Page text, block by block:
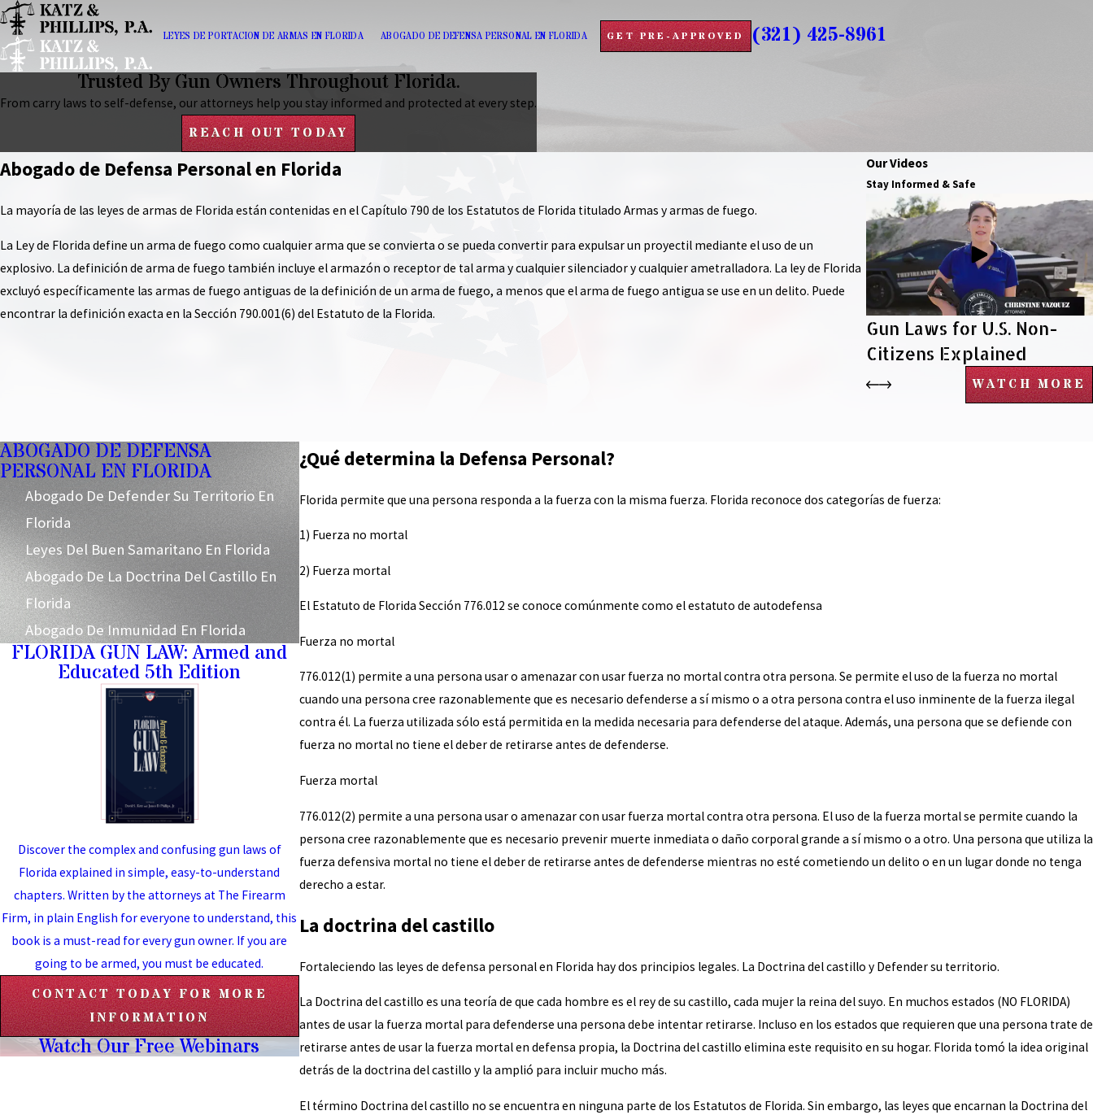
LEYES DE PORTACION DE ARMAS EN FLORIDA ABOGADO DE DEFENSA PERSONAL EN FLORIDA GET PRE-APPROVED (321) 425-8961
Trusted By Gun Owners Throughout Florida.
From carry laws to self-defense, our attorneys help you stay informed and protected at every step.
REACH OUT TODAY
Abogado de Defensa Personal en Florida
La mayoría de las leyes de armas de Florida están contenidas en el Capítulo 790 de los Estatutos de Florida titulado Armas y armas de fuego.
La Ley de Florida define un arma de fuego como cualquier arma que se convierta o se pueda convertir para expulsar un proyectil mediante el uso de un
explosivo. La definición de arma de fuego también incluye el armazón o receptor de tal arma y cualquier silenciador y cualquier ametralladora. La ley de Florida
excluyó específicamente las armas de fuego antiguas de la definición de un arma de fuego, a menos que el arma de fuego antigua se use en un delito. Puede
encontrar la definición exacta en la Sección 790.001(6) del Estatuto de la Florida.
Our Videos
Stay Informed & Safe
Gun Laws for U.S. Non-
Citizens Explained
WATCH MORE
¿Qué determina la Defensa Personal?
Florida permite que una persona responda a la fuerza con la misma fuerza. Florida reconoce dos categorías de fuerza:
1) Fuerza no mortal
2) Fuerza mortal
El Estatuto de Florida Sección 776.012 se conoce comúnmente como el estatuto de autodefensa
Fuerza no mortal
776.012(1) permite a una persona usar o amenazar con usar fuerza no mortal contra otra persona. Se permite el uso de la fuerza no mortal
cuando una persona cree razonablemente que es necesario defenderse a sí mismo o a otra persona contra el uso inminente de la fuerza ilegal
contra él. La fuerza utilizada sólo está permitida en la medida necesaria para defenderse del ataque. Además, una persona que se defiende con
fuerza no mortal no tiene el deber de retirarse antes de defenderse.
Fuerza mortal
776.012(2) permite a una persona usar o amenazar con usar fuerza mortal contra otra persona. El uso de la fuerza mortal se permite cuando la
persona cree razonablemente que es necesario prevenir muerte inmediata o daño corporal grande a sí mismo o a otro. Una persona que utiliza la
fuerza defensiva mortal no tiene el deber de retirarse antes de defenderse mientras no esté cometiendo un delito o en un lugar donde no tenga
derecho a estar.
La doctrina del castillo
Fortaleciendo las leyes de defensa personal en Florida hay dos principios legales. La Doctrina del castillo y Defender su territorio.
La Doctrina del castillo es una teoría de que cada hombre es el rey de su castillo, cada mujer la reina del suyo. En muchos estados (NO FLORIDA)
antes de usar la fuerza mortal para defenderse una persona debe intentar retirarse. Incluso en los estados que requieren que una persona trate de
retirarse antes de usar la fuerza mortal en defensa propia, la Doctrina del castillo elimina este requisito en su hogar. Florida tomó la idea original
detrás de la doctrina del castillo y la amplió para incluir mucho más.
El término Doctrina del castillo no se encuentra en ninguna parte de los Estatutos de Florida. Sin embargo, las leyes que encarnan la Doctrina del
ABOGADO DE DEFENSA
PERSONAL EN FLORIDA
Abogado De Defender Su Territorio En
Florida
Leyes Del Buen Samaritano En Florida
Abogado De La Doctrina Del Castillo En
Florida
Abogado De Inmunidad En Florida
FLORIDA GUN LAW: Armed and
Educated 5th Edition
Discover the complex and confusing gun laws of
Florida explained in simple, easy-to-understand
chapters. Written by the attorneys at The Firearm
Firm, in plain English for everyone to understand, this
book is a must-read for every gun owner. If you are
going to be armed, you must be educated.
CONTACT TODAY FOR MORE
INFORMATION
Watch Our Free Webinars